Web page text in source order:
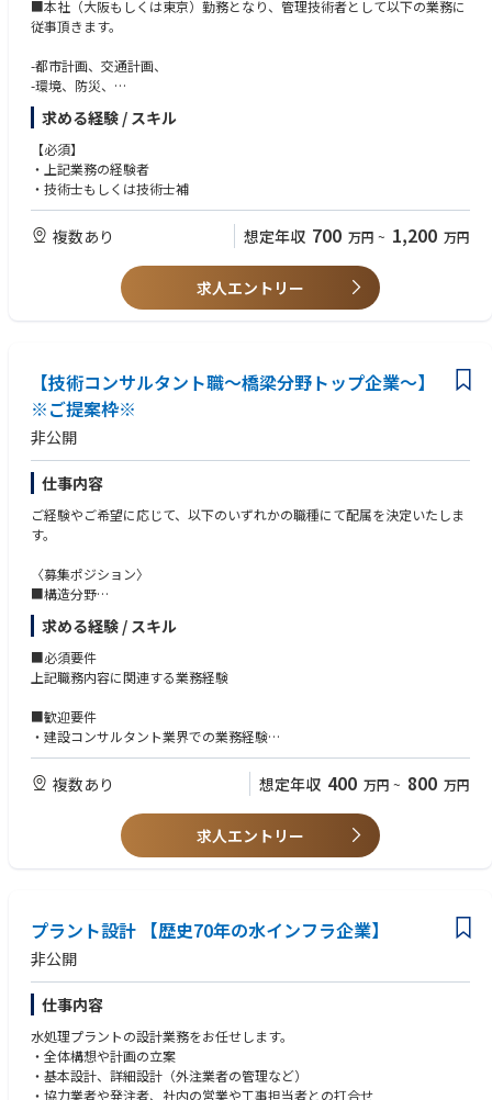
■本社（大阪もしくは東京）勤務となり、管理技術者として以下の業務に
従事頂きます。
-都市計画、交通計画、
-環境、防災、
-鉄道、道路、港湾、河川・上下水道、橋梁、
-地下構造、山岳トンネル、建築、設備及び電気通信施設、構造物維持管
理、地盤、事業評価・社会的合意形成、補償、測量 等
建設コンサルに関する業務を担当して頂きます。
求める経験 / スキル
【必須】
・上記業務の経験者
・技術士もしくは技術士補
複数あり 想定年収 700 万円 ~ 1,200 万円
求人エントリー
【技術コンサルタント職～橋梁分野トップ企業～】
※ご提案枠※
非公開
仕事内容
ご経験やご希望に応じて、以下のいずれかの職種にて配属を決定いたしま
す。
〈募集ポジション〉
■構造分野
橋梁設計計画（鋼橋、PC橋、下部工）、橋梁維持管理（点検、調査、補
修設計）
■道路設計分野
■交通計画分野（都市計画分野含む）
デマンドバスの運用管理
■土木施設維持管理分野
インフラ施設全般のライフサイクルにかかわる計画・設計・維持管理
■電気通信分野
道路・河川等に関わる電気通信設備の調査・計画・設計
■港湾・河川・水工分野
港湾、河川、砂防、海岸などの防災に関わる調査・計画・設計・運用管
理
■環境分野
求める経験 / スキル
■必須要件
上記職務内容に関連する業務経験
■歓迎要件
・建設コンサルタント業界での業務経験
・技術士、RCCM
複数あり 想定年収 400 万円 ~ 800 万円
求人エントリー
プラント設計 【歴史70年の水インフラ企業】
非公開
仕事内容
水処理プラントの設計業務をお任せします。
・全体構想や計画の立案
・基本設計、詳細設計（外注業者の管理など）
・協力業者や発注者、社内の営業や工事担当者との打合せ